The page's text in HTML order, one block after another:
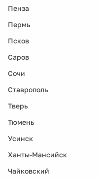
Пенза
Пермь
Псков
Саров
Сочи
Ставрополь
Тверь
Тюмень
Усинск
Ханты-Мансийск
Чайковский